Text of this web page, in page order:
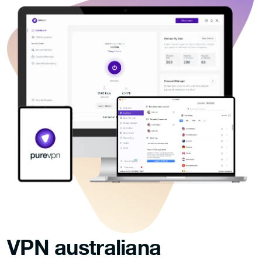
VPN australiana